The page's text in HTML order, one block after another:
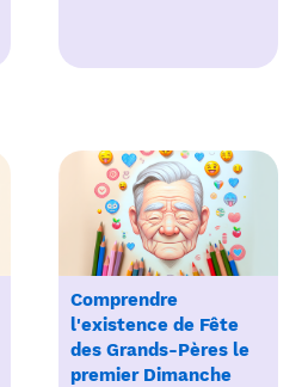
Comprendre
l'existence de Fête
des Grands-Pères le
premier Dimanche